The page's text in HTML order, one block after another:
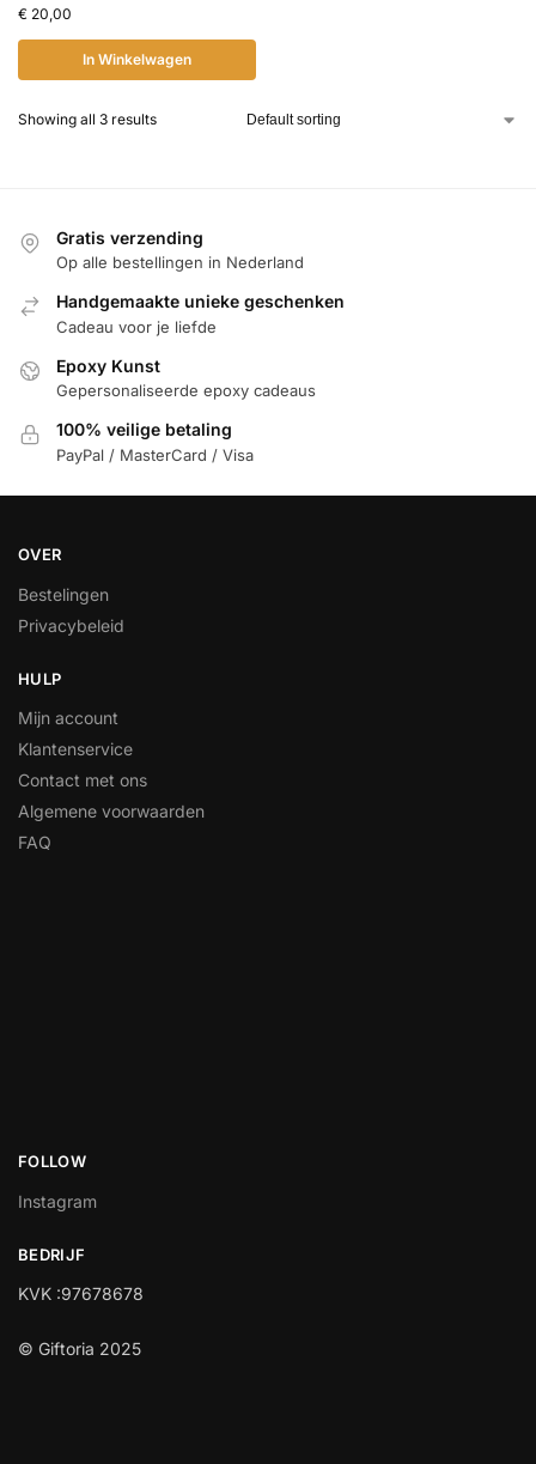
€ 20,00
In Winkelwagen
Showing all 3 results
Gratis verzending
Op alle bestellingen in Nederland
Handgemaakte unieke geschenken
Cadeau voor je liefde
Epoxy Kunst
Gepersonaliseerde epoxy cadeaus
100% veilige betaling
PayPal / MasterCard / Visa
OVER
Bestelingen
Privacybeleid
HULP
Mijn account
Klantenservice
Contact met ons
Algemene voorwaarden
FAQ
FOLLOW
Instagram
BEDRIJF
KVK :97678678
© Giftoria 2025